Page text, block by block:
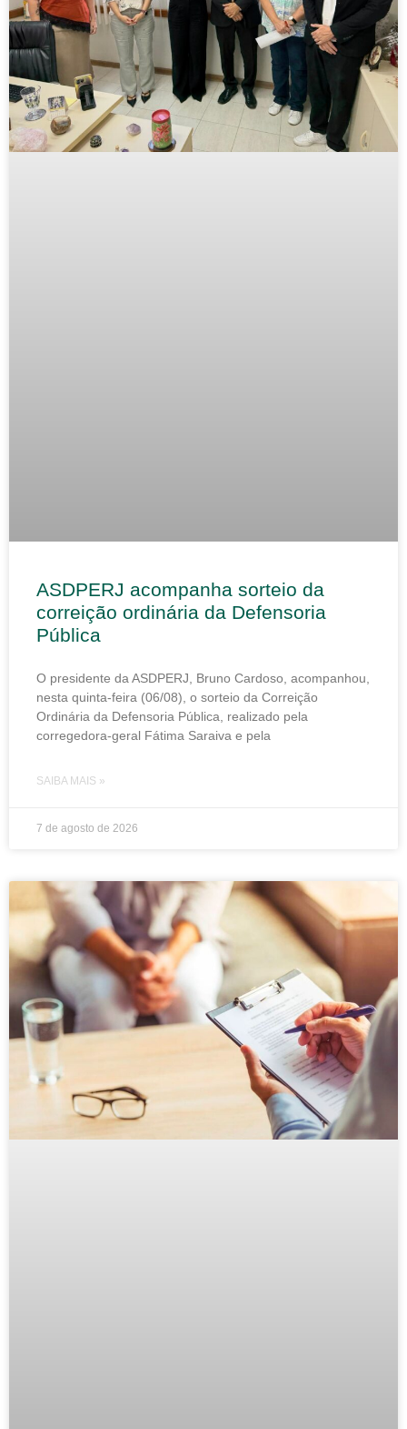
ASDPERJ acompanha sorteio da
correição ordinária da Defensoria
Pública
O presidente da ASDPERJ, Bruno Cardoso, acompanhou,
nesta quinta-feira (06/08), o sorteio da Correição
Ordinária da Defensoria Pública, realizado pela
corregedora-geral Fátima Saraiva e pela
SAIBA MAIS »
7 de agosto de 2026